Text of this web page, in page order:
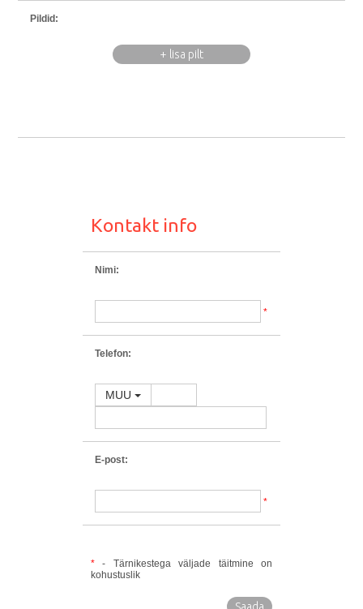
Pildid:
+ lisa pilt
Kontakt info
Nimi:
*
Telefon:
MUU
E-post:
*
* - Tärnikestega väljade täitmine on
kohustuslik